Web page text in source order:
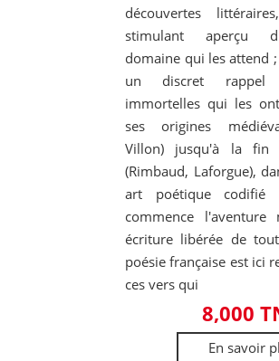
découvertes
stimulant aperçu
domaine qui les attend
un discret rappel
immortelles qui les
ses origines
Villon) jusqu'à la fin
(Rimbaud, Laforgue),
art poétique codifié
commence l'aventure
écriture libérée de
poésie française est ici
ces vers qui
8,000
En savoir